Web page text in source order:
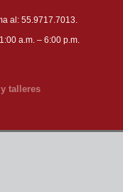
al: 55.9717.7013.
a.m. – 6:00 p.m.
talleres